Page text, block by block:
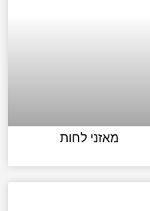
מאזני לחות